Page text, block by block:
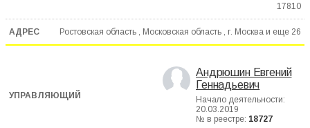
17810
Ростовская область , Московская область , г. Москва и еще 26
Андрюшин Евгений
Геннадьевич
Начало деятельности:
20.03.2019
№ в реестре: 18727